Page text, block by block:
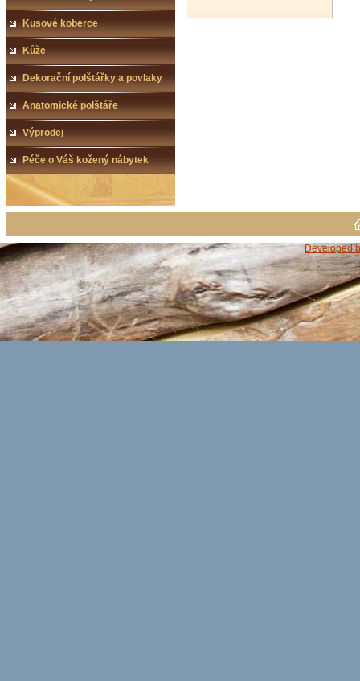
Kusové koberce
Kůže
Dekorační polštářky a povlaky
Anatomické polštáře
Výprodej
Péče o Váš kožený nábytek
Developed